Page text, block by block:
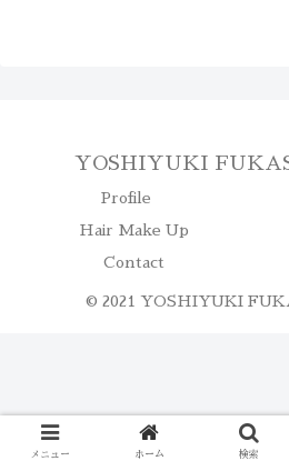
YOSHIYUKI
Profile
Hair Make Up
Contact
© 2021 YOSHIYUKI
メニュー ホーム 検索